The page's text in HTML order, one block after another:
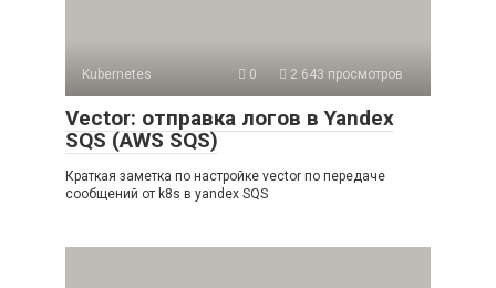
Kubernetes 0 2 643 просмотров
Vector: отправка логов в Yandex
SQS (AWS SQS)
Краткая заметка по настройке vector по передаче
сообщений от k8s в yandex SQS